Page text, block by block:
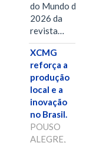
do Mundo de
2026 da
revista…
XCMG
reforça a
produção
local e a
inovação
no Brasil.
POUSO
ALEGRE,